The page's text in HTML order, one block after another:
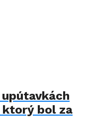
ktorý bol za